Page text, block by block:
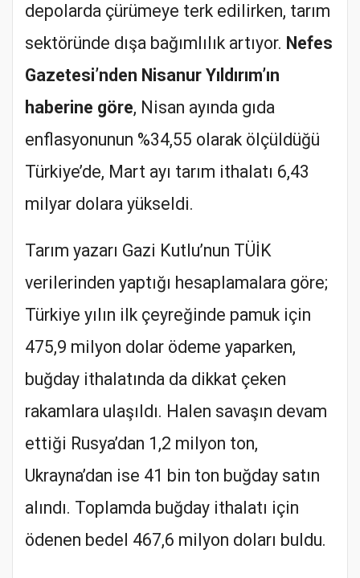
depolarda çürümeye terk edilirken, tarım
sektöründe dışa bağımlılık artıyor. Nefes
Gazetesi’nden Nisanur Yıldırım’ın
haberine göre, Nisan ayında gıda
enflasyonunun %34,55 olarak ölçüldüğü
Türkiye’de, Mart ayı tarım ithalatı 6,43
milyar dolara yükseldi.
Tarım yazarı Gazi Kutlu’nun TÜİK
verilerinden yaptığı hesaplamalara göre;
Türkiye yılın ilk çeyreğinde pamuk için
475,9 milyon dolar ödeme yaparken,
buğday ithalatında da dikkat çeken
rakamlara ulaşıldı. Halen savaşın devam
ettiği Rusya’dan 1,2 milyon ton,
Ukrayna’dan ise 41 bin ton buğday satın
alındı. Toplamda buğday ithalatı için
ödenen bedel 467,6 milyon doları buldu.